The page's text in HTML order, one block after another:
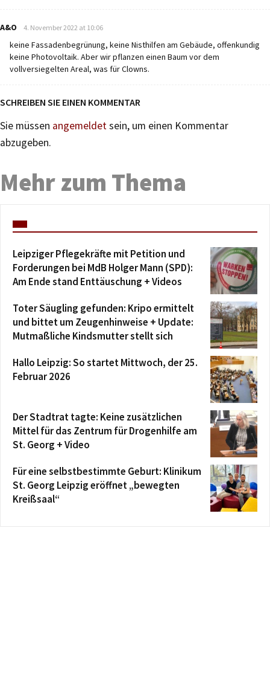
A&O says:
4. November 2022 at 10:06
keine Fassadenbegrünung, keine Nisthilfen am Gebäude, offenkundig
keine Photovoltaik. Aber wir pflanzen einen Baum vor dem
vollversiegelten Areal, was für Clowns.
SCHREIBEN SIE EINEN KOMMENTAR
Sie müssen angemeldetsein, um einen Kommentar
abzugeben.
Mehr zum Thema
Leipziger Pflegekräfte mit Petition und
Forderungen bei MdB Holger Mann (SPD):
Am Ende stand Enttäuschung + Videos
Toter Säugling gefunden: Kripo ermittelt
und bittet um Zeugenhinweise + Update:
Mutmaßliche Kindsmutter stellt sich
Hallo Leipzig: So startet Mittwoch, der 25.
Februar 2026
Der Stadtrat tagte: Keine zusätzlichen
Mittel für das Zentrum für Drogenhilfe am
St. Georg + Video
Für eine selbstbestimmte Geburt: Klinikum
St. Georg Leipzig eröffnet „bewegten
Kreißsaal“